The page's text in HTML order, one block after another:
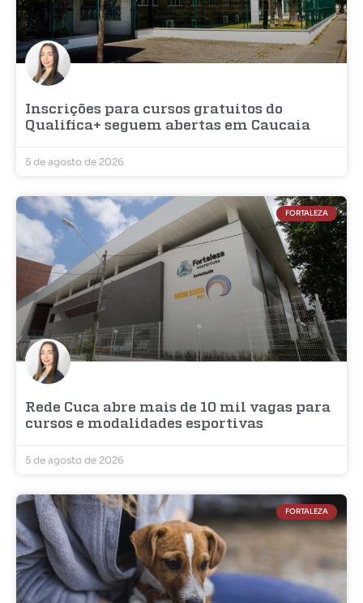
Inscrições para cursos gratuitos do
Qualifica+ seguem abertas em Caucaia
5 de agosto de 2026
FORTALEZA
Rede Cuca abre mais de 10 mil vagas para
cursos e modalidades esportivas
5 de agosto de 2026
FORTALEZA